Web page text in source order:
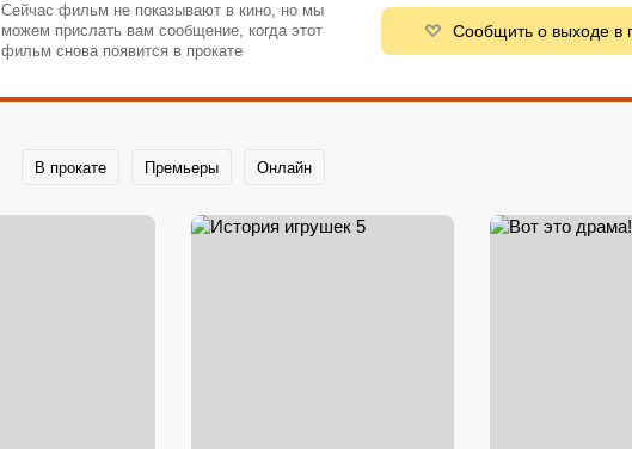
Сейчас фильм не показывают в кино, но мы
можем прислать вам сообщение, когда этот
фильм снова появится в прокате
Сообщить о выходе в
В прокате Премьеры Онлайн